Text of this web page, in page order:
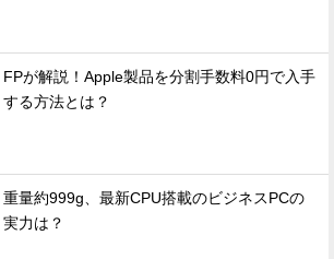
FPが解説！Apple製品を分割手数料0円で入手
する方法とは？
重量約999g、最新CPU搭載のビジネスPCの
実力は？